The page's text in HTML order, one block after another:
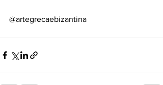
@artegrecaebizantina